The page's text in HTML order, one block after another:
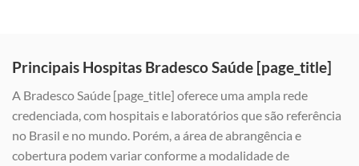
Principais Hospitas Bradesco Saúde [page_title]
A Bradesco Saúde [page_title] oferece uma ampla rede
credenciada, com hospitais e laboratórios que são referência
no Brasil e no mundo. Porém, a área de abrangência e
cobertura podem variar conforme a modalidade de